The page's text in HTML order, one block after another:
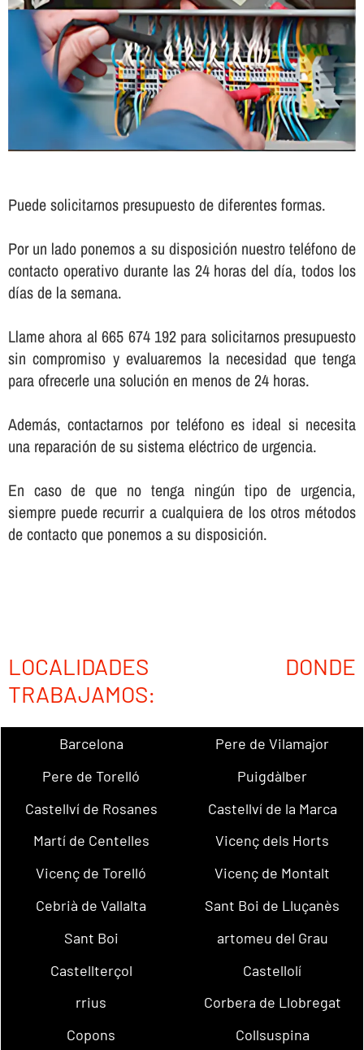
Puede solicitarnos presupuesto de diferentes formas.
Por un lado ponemos a su disposición nuestro teléfono de
contacto operativo durante las 24 horas del dí­a, todos los
dí­as de la semana.
Llame ahora al 665 674 192 para solicitarnos presupuesto
sin compromiso y evaluaremos la necesidad que tenga
para ofrecerle una solución en menos de 24 horas.
Además, contactarnos por teléfono es ideal si necesita
una reparación de su sistema eléctrico de urgencia.
En caso de que no tenga ningún tipo de urgencia,
siempre puede recurrir a cualquiera de los otros métodos
de contacto que ponemos a su disposición.
LOCALIDADES DONDE
TRABAJAMOS:
Barcelona
Pere de Vilamajor
Pere de Torelló
Puigdàlber
Castellví de Rosanes
Castellví de la Marca
Martí de Centelles
Vicenç dels Horts
Vicenç de Torelló
Vicenç de Montalt
Cebrià de Vallalta
Sant Boi de Lluçanès
Sant Boi
artomeu del Grau
Castellterçol
Castellolí
rrius
Corbera de Llobregat
Copons
Collsuspina